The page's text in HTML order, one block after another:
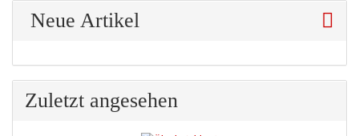
Neue Artikel
Zuletzt angesehen